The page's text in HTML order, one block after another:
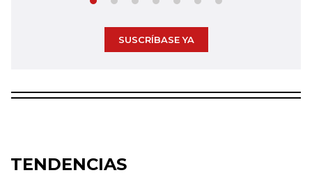
SUSCRÍBASE YA
TENDENCIAS